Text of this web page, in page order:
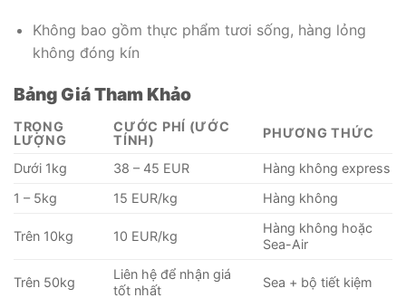
Không bao gồm thực phẩm tươi sống, hàng lỏng
không đóng kín
Bảng Giá Tham Khảo
TRỌNG
LƯỢNG
CƯỚC PHÍ (ƯỚC
TÍNH)
PHƯƠNG THỨC
Dưới 1kg 38 – 45 EUR
Hàng không express
1 – 5kg
15 EUR/kg Hàng không
Trên 10kg 10 EUR/kg
Hàng không hoặc
Sea-Air
Trên 50kg
Liên hệ để nhận giá
tốt nhất
Sea + bộ tiết kiệm